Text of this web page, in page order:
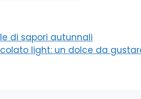
di sapori autunnali
light: un dolce da